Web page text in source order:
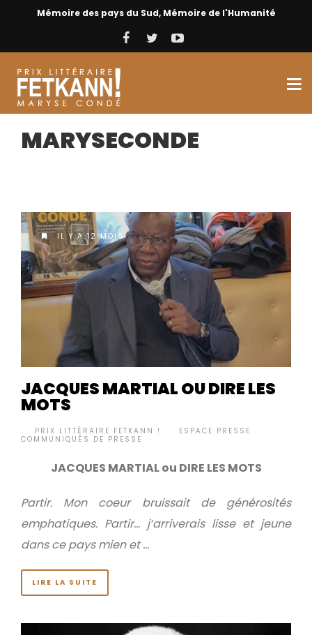
Mémoire des pays du Sud, Mémoire de l'Humanité
MARYSECONDE
IL Y A 12 MOIS
JACQUES MARTIAL OU DIRE LES
MOTS
PRIX LITTÉRAIRE FETKANN ! ESPACE PRESSE
COMMUNIQUÉS DE PRESSE
JACQUES MARTIAL ou DIRE LES MOTS
Partir. Mon coeur bruissait de générosités
emphatiques. Partir… j’arriverais lisse et jeune
dans ce pays mien et …
LIRE LA SUITE